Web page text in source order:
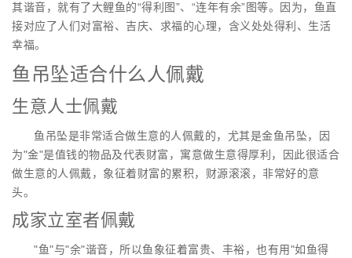
其谐音，就有了大鲤鱼的“得利图”、“连年有余”图等。因为，鱼直
接对应了人们对富裕、吉庆、求福的心理，含义处处得利、生活
幸福。
鱼吊坠适合什么人佩戴
生意人士佩戴
鱼吊坠是非常适合做生意的人佩戴的，尤其是金鱼吊坠，因
为"金"是值钱的物品及代表财富，寓意做生意得厚利，因此很适合
做生意的人佩戴，象征着财富的累积，财源滚滚，非常好的意
头。
成家立室者佩戴
"鱼"与"余"谐音，所以鱼象征着富贵、丰裕，也有用"如鱼得